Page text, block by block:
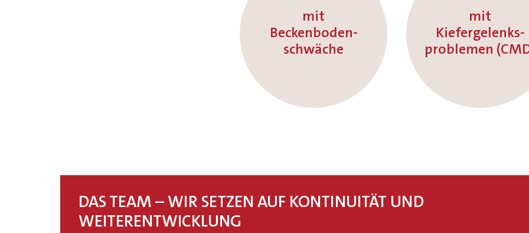
mit
Beckenboden-
schwäche
mit
Kiefergelenks-
problemen
DAS TEAM – WIR SETZEN AUF KONTINUITÄT UND
WEITERENTWICKLUNG